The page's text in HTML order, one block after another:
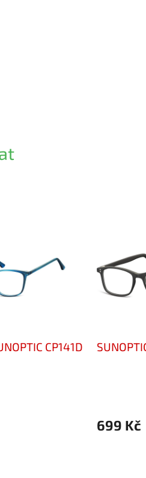
CP141D
699 Kč